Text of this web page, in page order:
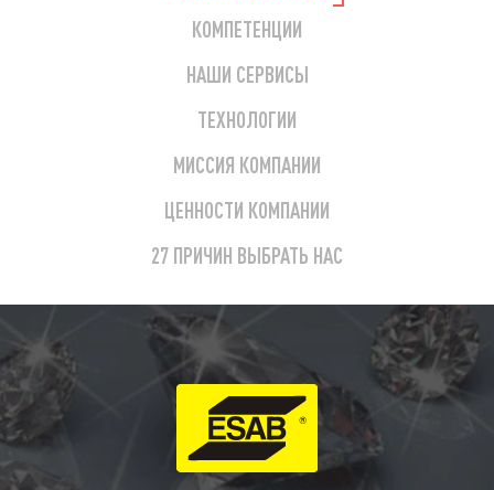
КОМПЕТЕНЦИИ
НАШИ СЕРВИСЫ
ТЕХНОЛОГИИ
МИССИЯ КОМПАНИИ
ЦЕННОСТИ КОМПАНИИ
27 ПРИЧИН ВЫБРАТЬ НАС